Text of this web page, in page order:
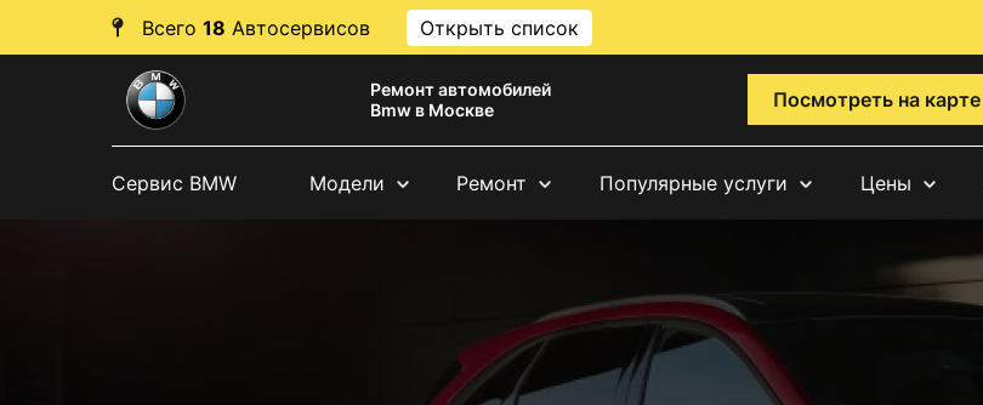
Всего 18 Автосервисов Открыть список
Ремонт автомобилей
Bmw в Москве
Посмотреть на карте
Сервис BMW Модели Ремонт Популярные услуги Цены